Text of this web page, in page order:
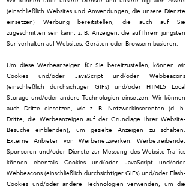
(einschließlich Websites und Anwendungen, die unsere Dienste
einsetzen) Werbung bereitstellen, die auch auf Sie
zugeschnitten sein kann, z. B. Anzeigen, die auf Ihrem jüngsten
Surfverhalten auf Websites, Geräten oder Browsern basieren.
Um diese Werbeanzeigen für Sie bereitzustellen, können wir
Cookies und/oder JavaScript und/oder Webbeacons
(einschließlich durchsichtiger GIFs) und/oder HTML5 Local
Storage und/oder andere Technologien einsetzen. Wir können
auch Dritte einsetzen, wie z. B. Netzwerkinserenten (d. h.
Dritte, die Werbeanzeigen auf der Grundlage Ihrer Website-
Besuche einblenden), um gezielte Anzeigen zu schalten.
Externe Anbieter von Werbenetzwerken, Werbetreibende,
Sponsoren und/oder Dienste zur Messung des Website-Traffics
können ebenfalls Cookies und/oder JavaScript und/oder
Webbeacons (einschließlich durchsichtiger GIFs) und/oder Flash-
Cookies und/oder andere Technologien verwenden, um die